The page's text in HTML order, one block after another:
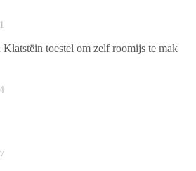
toestel om zelf roomijs te mak